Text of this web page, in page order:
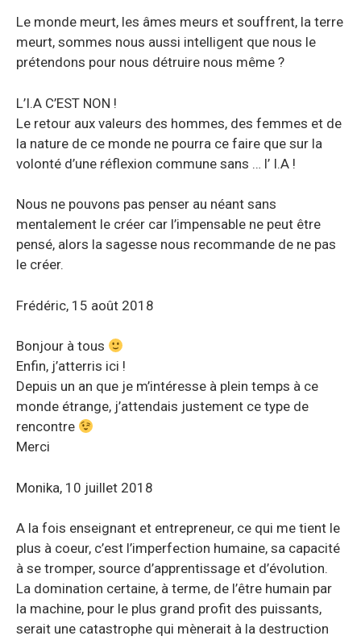
Le monde meurt, les âmes meurs et souffrent, la terre
meurt, sommes nous aussi intelligent que nous le
prétendons pour nous détruire nous même ?
L’I.A C’EST NON !
Le retour aux valeurs des hommes, des femmes et de
la nature de ce monde ne pourra ce faire que sur la
volonté d’une réflexion commune sans … l’ I.A !
Nous ne pouvons pas penser au néant sans
mentalement le créer car l’impensable ne peut être
pensé, alors la sagesse nous recommande de ne pas
le créer.
Frédéric, 15 août 2018
Bonjour à tous
Enfin, j’atterris ici !
Depuis un an que je m’intéresse à plein temps à ce
monde étrange, j’attendais justement ce type de
rencontre
Merci
Monika, 10 juillet 2018
A la fois enseignant et entrepreneur, ce qui me tient le
plus à coeur, c’est l’imperfection humaine, sa capacité
à se tromper, source d’apprentissage et d’évolution.
La domination certaine, à terme, de l’être humain par
la machine, pour le plus grand profit des puissants,
serait une catastrophe qui mènerait à la destruction